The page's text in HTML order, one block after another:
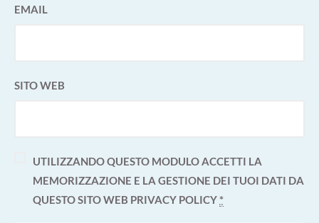
EMAIL
SITO WEB
UTILIZZANDO QUESTO MODULO ACCETTI LA
MEMORIZZAZIONE E LA GESTIONE DEI TUOI DATI DA
QUESTO SITO WEB PRIVACY POLICY*